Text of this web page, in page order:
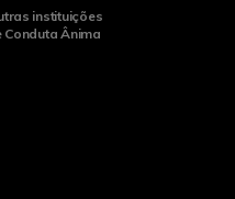
instituições
Ânima